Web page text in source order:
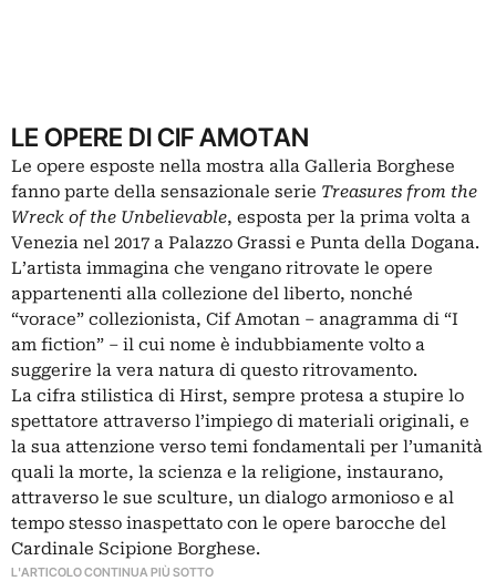
LE OPERE DI CIF AMOTAN
Le opere esposte nella mostra alla Galleria Borghese
fanno parte della sensazionale serie Treasures from the
Wreck of the Unbelievable, esposta per la prima volta a
Venezia nel 2017 a Palazzo Grassi e Punta della Dogana.
L’artista immagina che vengano ritrovate le opere
appartenenti alla collezione del liberto, nonché
“vorace” collezionista, Cif Amotan – anagramma di “I
am fiction” – il cui nome è indubbiamente volto a
suggerire la vera natura di questo ritrovamento.
La cifra stilistica di Hirst, sempre protesa a stupire lo
spettatore attraverso l’impiego di materiali originali, e
la sua attenzione verso temi fondamentali per l’umanità
quali la morte, la scienza e la religione, instaurano,
attraverso le sue sculture, un dialogo armonioso e al
tempo stesso inaspettato con le opere barocche del
Cardinale Scipione Borghese.
L'ARTICOLO CONTINUA PIÙ SOTTO